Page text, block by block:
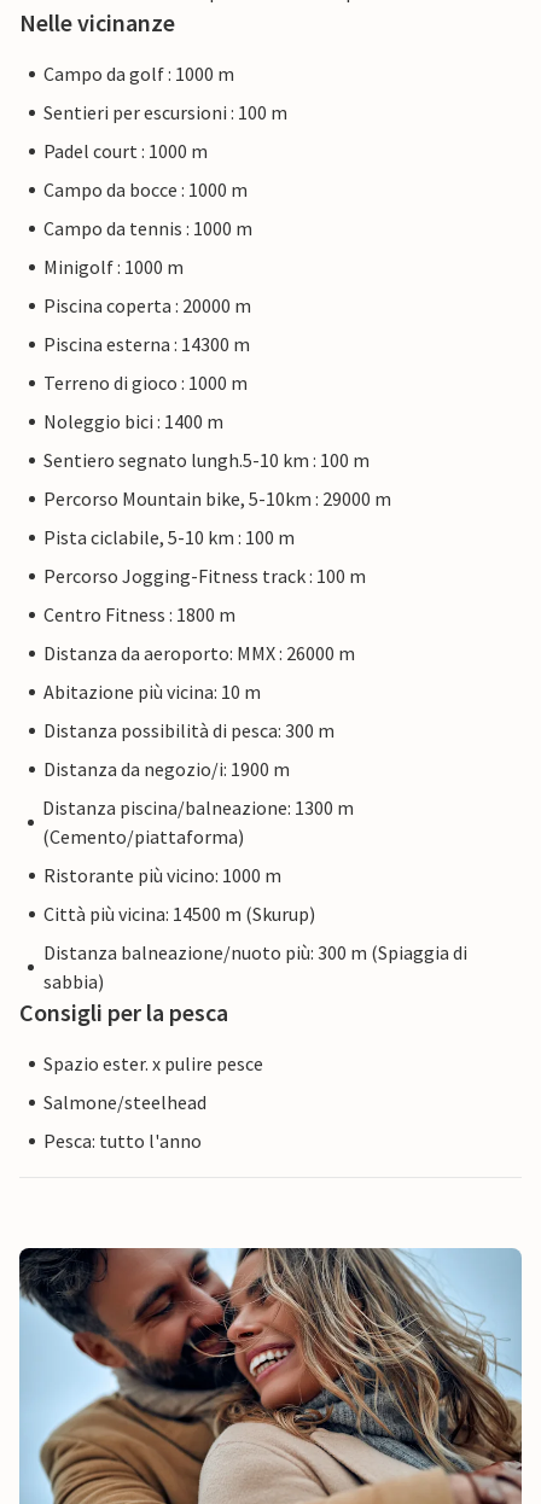
Nelle vicinanze
Campo da golf : 1000 m
Sentieri per escursioni : 100 m
Padel court : 1000 m
Campo da bocce : 1000 m
Campo da tennis : 1000 m
Minigolf : 1000 m
Piscina coperta : 20000 m
Piscina esterna : 14300 m
Terreno di gioco : 1000 m
Noleggio bici : 1400 m
Sentiero segnato lungh.5-10 km : 100 m
Percorso Mountain bike, 5-10km : 29000 m
Pista ciclabile, 5-10 km : 100 m
Percorso Jogging-Fitness track : 100 m
Centro Fitness : 1800 m
Distanza da aeroporto: MMX : 26000 m
Abitazione più vicina: 10 m
Distanza possibilità di pesca: 300 m
Distanza da negozio/i: 1900 m
Distanza piscina/balneazione: 1300 m
(Cemento/piattaforma)
Ristorante più vicino: 1000 m
Città più vicina: 14500 m (Skurup)
Distanza balneazione/nuoto più: 300 m (Spiaggia di
sabbia)
Consigli per la pesca
Spazio ester. x pulire pesce
Salmone/steelhead
Pesca: tutto l'anno